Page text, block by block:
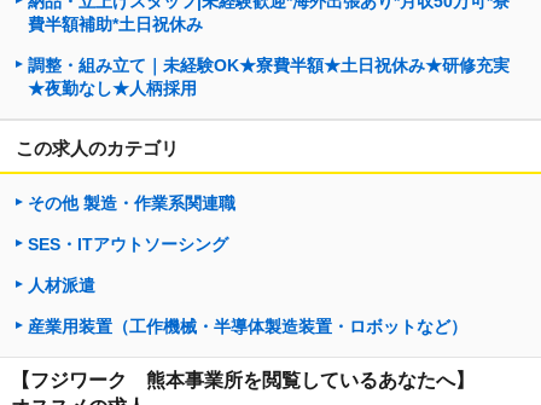
費半額補助*土日祝休み
調整・組み立て｜未経験OK★寮費半額★土日祝休み★研修充実
★夜勤なし★人柄採用
この求人のカテゴリ
その他 製造・作業系関連職
SES・ITアウトソーシング
人材派遣
産業用装置（工作機械・半導体製造装置・ロボットなど）
【フジワーク 熊本事業所を閲覧しているあなたへ】